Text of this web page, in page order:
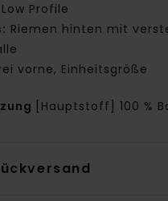
Low Profile
Riemen hinten mit
vorne, Einheitsgröße
[Hauptstoff] 100 %